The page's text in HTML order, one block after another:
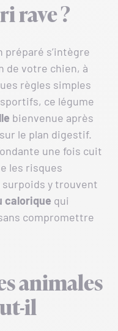
rave ?
préparé s’intègre
de votre chien, à
règles simples
ce légume
bienvenue après
le plan digestif.
une fois cuit
les risques
surpoids y trouvent
calorique qui
compromettre
animales
il